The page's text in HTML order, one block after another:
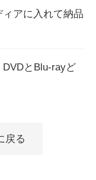
アに入れて納品
とBlu-rayど
戻る